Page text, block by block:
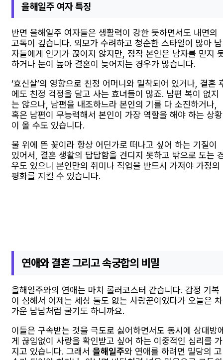
을해일주 여자 특징
반면 을해일주 여자들은 생활력이 강한 듯하면서도 내면의
고독이 깊습니다. 외모가 수려하고 청순한 스타일이 많아 남
자들에게 인기가 끊이지 않지만, 정작 본인은 남자를 믿지
하거나 눈이 높아 결혼이 늦어지는 경우가 많습니다.
‘효신살’의 영향으로 친정 어머니와 밀착되어 있거나, 결혼
에도 친정 걱정을 달고 사는 효녀들이 많죠. 남편 복이 없지
는 않으나, 남편을 내조하느라 본인의 기를 다 소진하거나,
혹은 남편이 무능력해서 본인이 가장 역할을 해야 하는 상황
이 올 수도 있습니다.
물 위에 뜬 꽃이라 항상 어딘가로 떠나고 싶어 하는 기질이
있어서, 결혼 생활의 답답함을 견디지 못하고 밖으로 도는
우도 있으니 본인만의 취미나 직업을 반드시 가져야 가정의
평화를 지킬 수 있습니다.
연애와 결혼 그리고 속궁합의 비밀
을해일주와의 연애는 마치 롤러코스터 같습니다. 감정 기복
이 심해서 어제는 세상 둘도 없는 사랑꾼이었다가 오늘은 차
가운 남남처럼 굴기도 하니까요.
이들은 구속받는 것을 극도로 싫어하면서도 동시에 상대방
게 끊임없이 사랑을 확인받고 싶어 하는 이중적인 심리를 가
지고 있습니다. 그래서 을해일주와 연애를 하려면 밀당의 고